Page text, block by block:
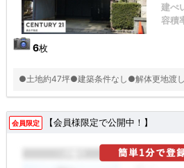
6枚
建ぺ
容積
●土地約47坪●建築条件なし●解体更地渡し
会員限定 【会員様限定で公開中！】